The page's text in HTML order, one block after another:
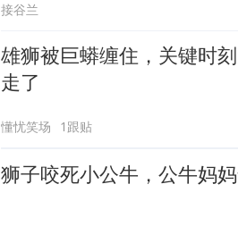
接谷兰
雄狮被巨蟒缠住，关键时
走了
懂忧笑场 1跟贴
狮子咬死小公牛，公牛妈